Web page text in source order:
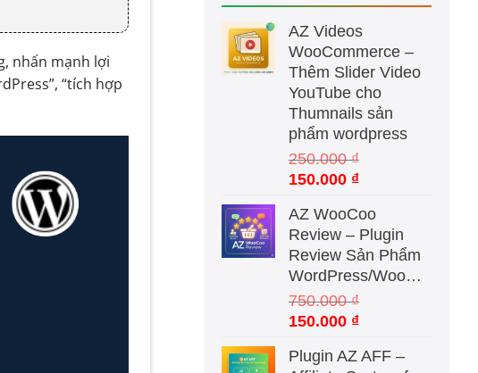
nhấn mạnh lợi
“tích hợp
AZ Videos
WooCommerce –
Thêm Slider Video
YouTube cho
Thumnails sản
phẩm wordpress
250.000₫
Giá
là:
250.000 ₫.
150.000 ₫Giá
tại
là:
150.000 ₫.
AZ WooCoo
Review – Plugin
Review Sản Phẩm
WordPress/WooCommerce
750.000₫
Giá
là:
150.000 ₫Giá
tại
Plugin AZ AFF –